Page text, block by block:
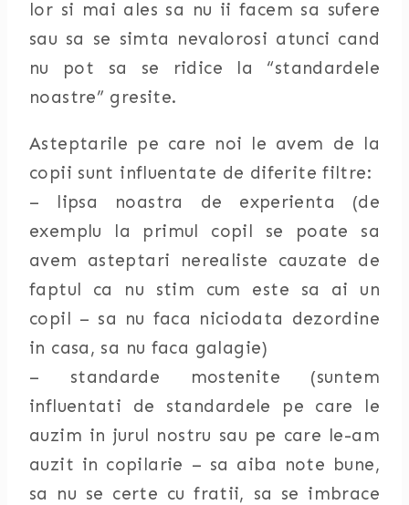
lor si mai ales sa nu ii facem sa sufere
sau sa se simta nevalorosi atunci cand
nu pot sa se ridice la “standardele
noastre” gresite.
Asteptarile pe care noi le avem de la
copii sunt influentate de diferite filtre:
– lipsa noastra de experienta (de
exemplu la primul copil se poate sa
avem asteptari nerealiste cauzate de
faptul ca nu stim cum este sa ai un
copil – sa nu faca niciodata dezordine
in casa, sa nu faca galagie)
– standarde mostenite (suntem
influentati de standardele pe care le
auzim in jurul nostru sau pe care le-am
auzit in copilarie – sa aiba note bune,
sa nu se certe cu fratii, sa se imbrace